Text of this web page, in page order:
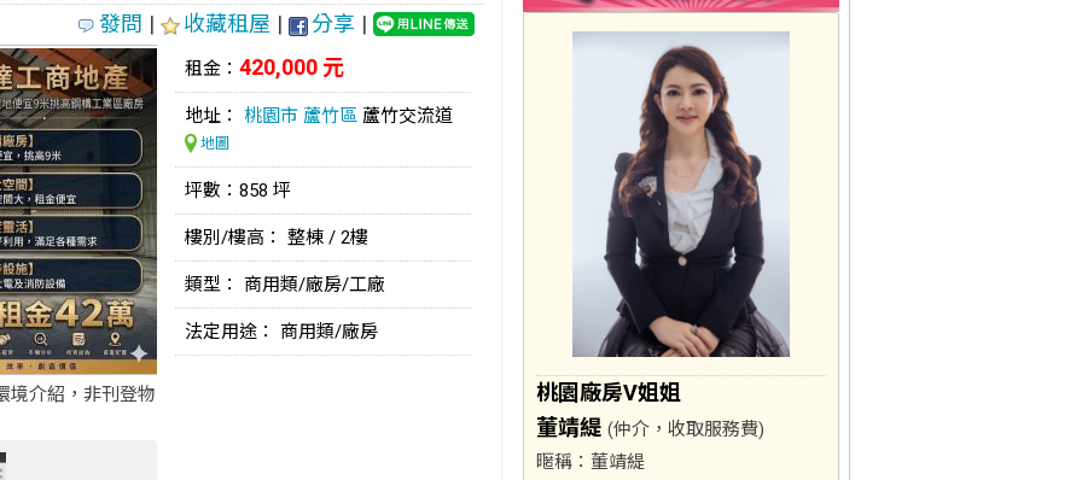
發問 | 收藏租屋 | 分享 |
境介紹，非刊登物
租金： 420,000 元
地址： 桃園市 蘆竹區 蘆竹交流道
地圖
坪數：858 坪
樓別/樓高： 整棟 / 2樓
類型： 商用類/廠房/工廠
法定用途： 商用類/廠房
桃園廠房V姐姐
董靖緹 (仲介，收取服務費)
暱稱： 董靖緹